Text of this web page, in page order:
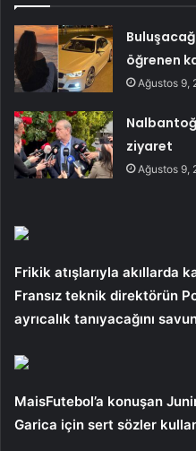
öğrenen
Ağustos 9,
ziyaret
Ağustos 9,
Frikik atışlarıyla akıllarda
Fransız teknik direktörün
ayrıcalık tanıyacağını
MaisFutebol’a konuşan
Garica için sert sözler